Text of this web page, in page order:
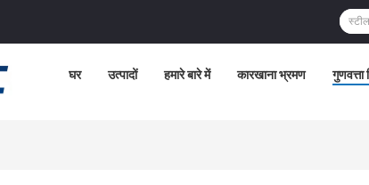
घर उत्पादों हमारे बारे में कारखाना भ्रमण